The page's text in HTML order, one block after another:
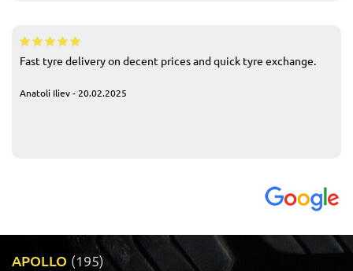
Fast tyre delivery on decent prices and quick tyre exchange.
Anatoli Iliev - 20.02.2025
APOLLO (195)